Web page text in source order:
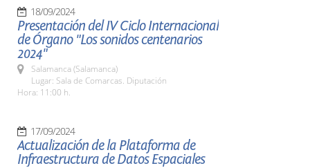
18/09/2024
Presentación del IV Ciclo Internacional
de Órgano "Los sonidos centenarios
2024"
Salamanca (Salamanca)
Lugar: Sala de Comarcas. Diputación
Hora: 11:00 h.
17/09/2024
Actualización de la Plataforma de
Infraestructura de Datos Espaciales